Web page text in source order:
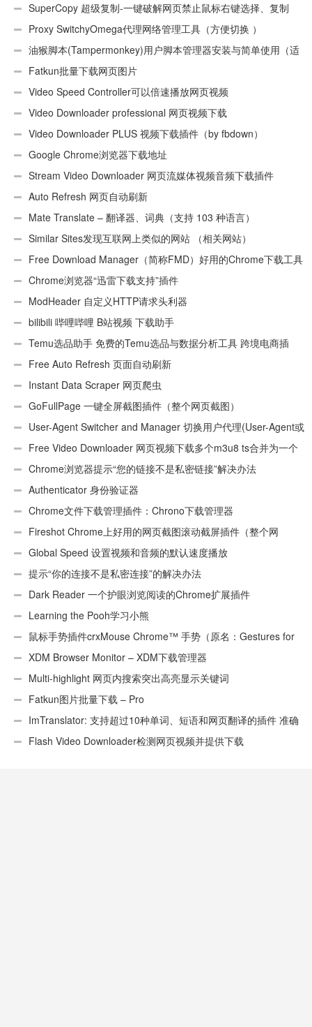
SuperCopy 超级复制-一键破解网页禁止鼠标右键选择、复制
Proxy SwitchyOmega代理网络管理工具（方便切换 ）
油猴脚本(Tampermonkey)用户脚本管理器安装与简单使用（适
用Android）
Fatkun批量下载网页图片
Video Speed Controller可以倍速播放网页视频
Video Downloader professional 网页视频下载
Video Downloader PLUS 视频下载插件（by fbdown）
Google Chrome浏览器下载地址
Stream Video Downloader 网页流媒体视频音频下载插件
Auto Refresh 网页自动刷新
Mate Translate – 翻译器、词典（支持 103 种语言）
Similar Sites发现互联网上类似的网站 （相关网站）
Free Download Manager（简称FMD）好用的Chrome下载工具
插件Chrome浏览器“迅雷下载支持”插件
ModHeader 自定义HTTP请求头利器
bilibili 哔哩哔哩 B站视频 下载助手
Temu选品助手 免费的Temu选品与数据分析工具 跨境电商插
件 Free Auto Refresh 页面自动刷新
Instant Data Scraper 网页爬虫
GoFullPage 一键全屏截图插件（整个网页截图）
User-Agent Switcher and Manager 切换用户代理(User-Agent或
UA)Free Video Downloader 网页视频下载多个m3u8 ts合并为一个
ts文件Chrome浏览器提示“您的链接不是私密链接”解决办法
Authenticator 身份验证器
Chrome文件下载管理插件：Chrono下载管理器
Fireshot Chrome上好用的网页截图滚动截屏插件（整个网
页）Global Speed 设置视频和音频的默认速度播放
提示“你的连接不是私密连接”的解决办法
Dark Reader 一个护眼浏览阅读的Chrome扩展插件
Learning the Pooh学习小熊
鼠标手势插件crxMouse Chrome™ 手势（原名：Gestures for
Chrome(TM)汉化版）
XDM Browser Monitor – XDM下载管理器
Multi-highlight 网页内搜索突出高亮显示关键词
Fatkun图片批量下载 – Pro
ImTranslator: 支持超过10种单词、短语和网页翻译的插件 准确
性不错Flash Video Downloader检测网页视频并提供下载